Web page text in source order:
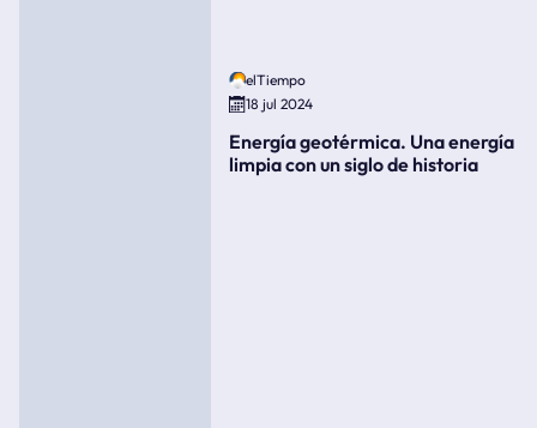
elTiempo
18 jul 2024
Energía geotérmica. Una energía
limpia con un siglo de historia